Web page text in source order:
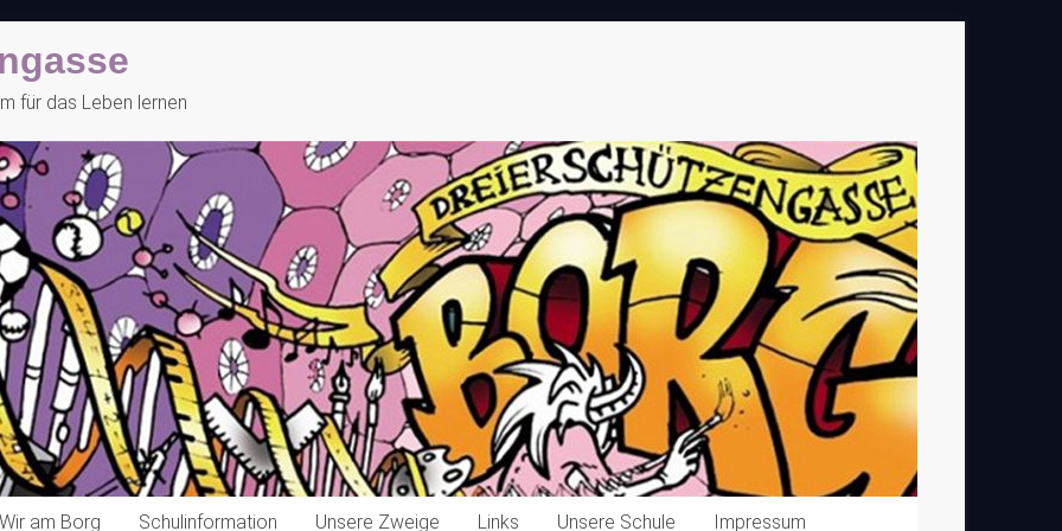
für das Leben lernen
Wir am Borg Schulinformation Unsere Zweige Links Unsere Schule Impressum